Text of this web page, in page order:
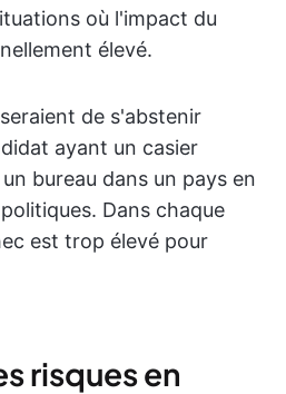
où l'impact du
élevé.
de s'abstenir
ayant un casier
bureau dans un pays en
Dans chaque
est trop élevé pour
risques en